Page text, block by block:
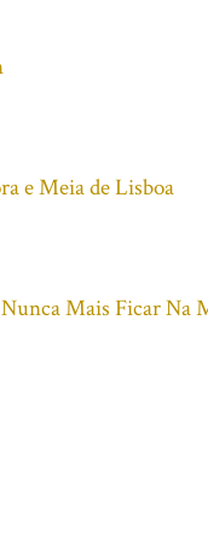
e Meia de Lisboa
Mais Ficar Na